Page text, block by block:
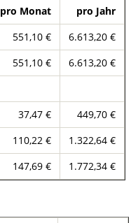
pro Monat
pro Jahr
551,10 €
6.613,20 €
551,10 €
6.613,20 €
37,47 €
449,70 €
110,22 €
1.322,64 €
147,69 € 1.772,34 €